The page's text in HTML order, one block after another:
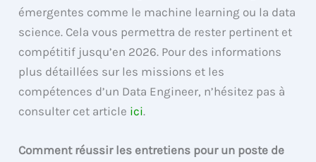
émergentes comme le machine learning ou la data
science. Cela vous permettra de rester pertinent et
compétitif jusqu’en 2026. Pour des informations
plus détaillées sur les missions et les
compétences d’un Data Engineer, n’hésitez pas à
consulter cet article ici.
Comment réussir les entretiens pour un poste de